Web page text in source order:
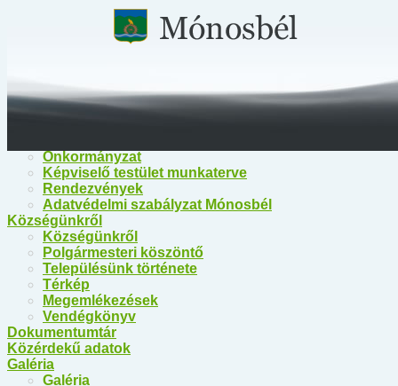
Közérdekű információk
Polgármesteri Hivatal Mónosbél
Közös Hivatal Bélapátfalva
Önkormányzat
Képviselő testület munkaterve
Rendezvények
Adatvédelmi szabályzat Mónosbél
Községünkről
Községünkről
Polgármesteri köszöntő
Településünk története
Térkép
Megemlékezések
Vendégkönyv
Dokumentumtár
Közérdekű adatok
Galéria
Galéria